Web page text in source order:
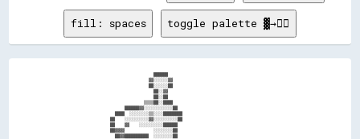
fill: spaces toggle palette ▓→✊🏽
                                    ██████
                                  ▓▓░░░░░░▓▓
                                  ██░░░░░░██
                                    ██░░▓▓
                                    ██░░██
                                ▒▒▒▒██░░████
                        ██████▓▓░░░░░░░░░░░░██
                    ████  ░░░░░░░░▒▒░░░░████████
                  ██    ░░░░░░░░░░▓▓░░░░░░░░░░██
                  ██    ▓▓    ░░░░░░░░░░██████
                  ██▓▓▓▓            ░░░░░░░░██
                    ██▓▓██████████  ░░░░░░░░██